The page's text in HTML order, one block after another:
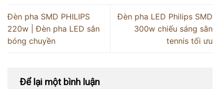
Đèn pha SMD PHILIPS
220w | Đèn pha LED sân
bóng chuyền
Đèn pha LED Philips SMD
300w chiếu sáng sân
tennis tối ưu
Để lại một bình luận